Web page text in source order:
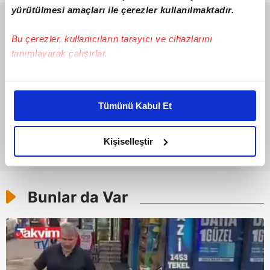
yürütülmesi amaçları ile çerezler kullanılmaktadır.
Bu çerezler, kullanıcıların tarayıcı ve cihazlarını
tanımlayarak çalışırlar.
Bu çerezlere izin vermeniz halinde sizlere özel
daha iyi reklam deneyimi yaşatabiliriz. Bunu yaparken
amacımızın size daha iyi bir reklam deneyimi sunmak
olduğunu ve sizlere en iyi içerikleri sunabilmek adına
elimizden gelen çabayı gösterdiğimizi ve bu noktada,
reklamların maliyetlerimizi karşılamak noktasında tek gelir
takdirde, kullanıcılara hedefli reklamlar
gösterilmeyecektir."
Tümünü Kabul Et
Kişiselleştir
Bunlar da Var